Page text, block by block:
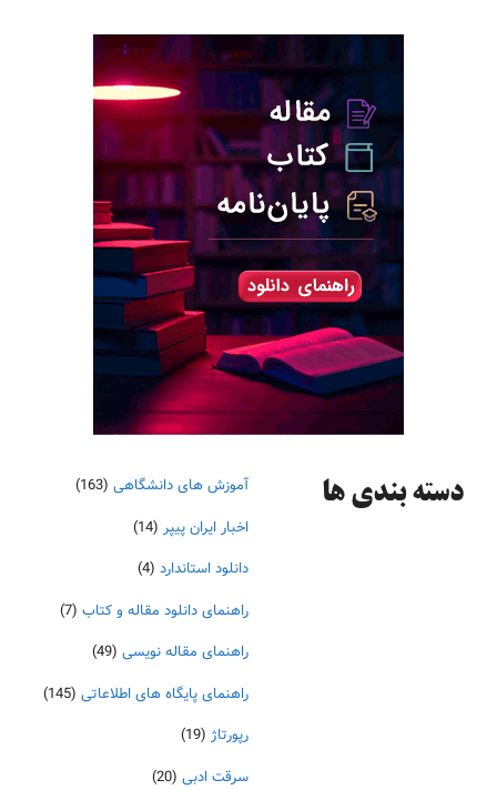
دسته‌ بندی ها آموزش های دانشگاهی (163)
اخبار ایران پیپر (14)
دانلود استاندارد (4)
راهنمای دانلود مقاله و کتاب (7)
راهنمای مقاله نویسی (49)
راهنمای پایگاه های اطلاعاتی (145)
رپورتاژ (19)
سرقت ادبی (20)